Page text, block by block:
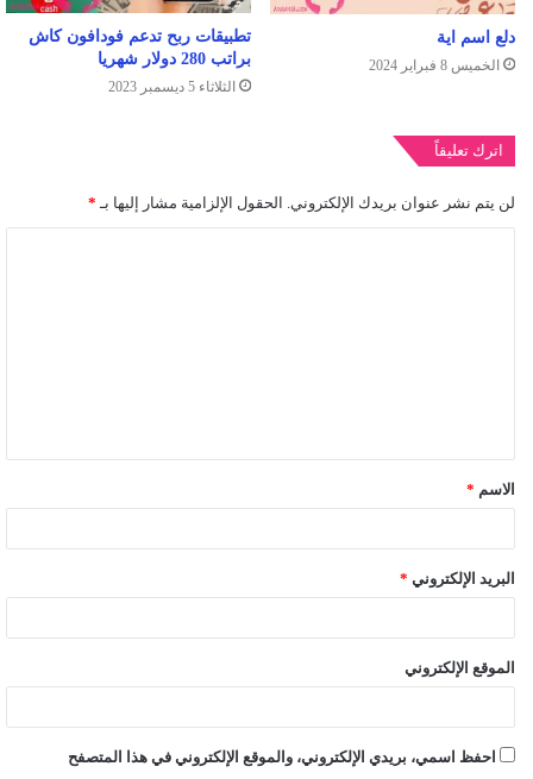
دلع اسم اية
الخميس 8 فبراير 2024
تطبيقات ربح تدعم فودافون كاش
براتب 280 دولار شهريا
الثلاثاء 5 ديسمبر 2023
اترك تعليقاً
لن يتم نشر عنوان بريدك الإلكتروني. الحقول الإلزامية مشار إليها بـ *
ق
*الاسم *
البريد الإلكتروني *
الموقع الإلكتروني
احفظ اسمي، بريدي الإلكتروني، والموقع الإلكتروني في هذا المتصفح